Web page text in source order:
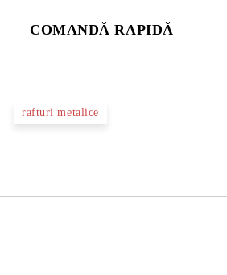
COMANDĂ RAPIDĂ
rafturi metalice